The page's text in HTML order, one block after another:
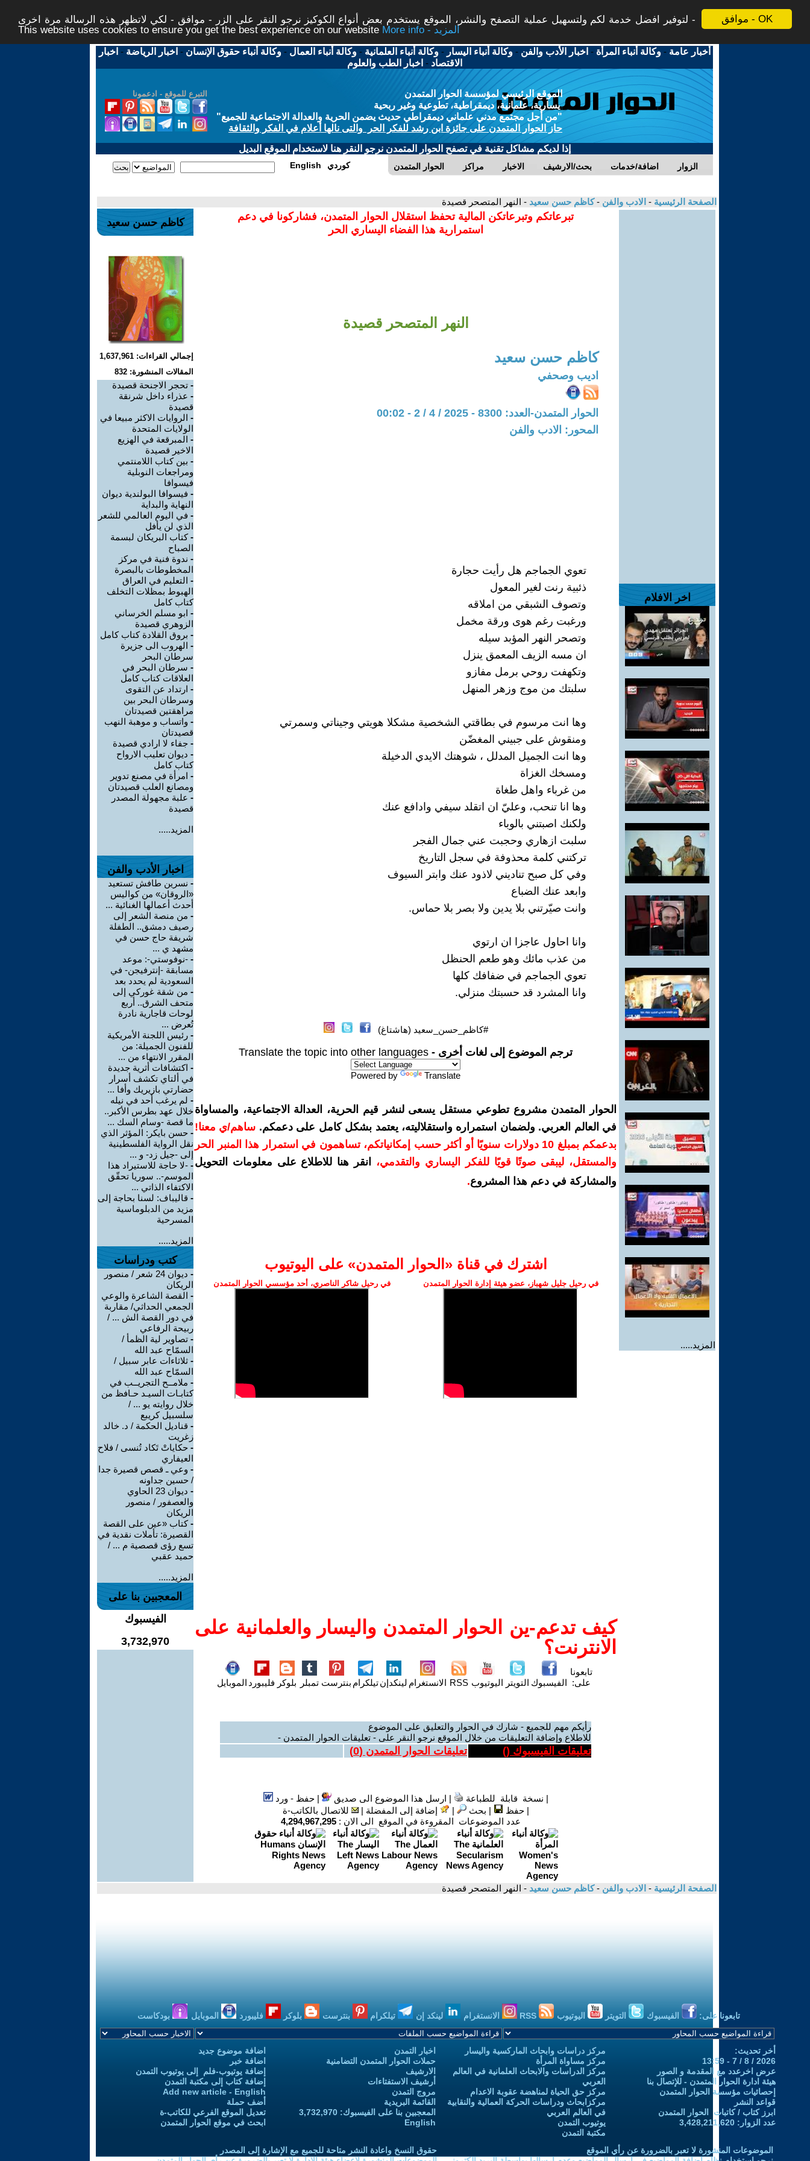
موافق - OK
لتوفير افضل خدمة لكم ولتسهيل عملية التصفح والنشر، الموقع يستخدم بعض أنواع الكوكيز نرجو النقر على الزر - موافق - لكي لاتظهر هذه الرسالة مرة اخرى -
This website uses cookies to ensure you get the best experience on our website
More info - المزيد
أخبار عامة -وكالة أنباء المرأة - اخبار الأدب والفن -وكالة أنباء اليسار -وكالة أنباء العلمانية -وكالة أنباء العمال -وكالة أنباء حقوق الإنسان - اخبار الرياضة - اخبار
الاقتصاد - اخبار الطب والعلوم
التبرع للموقع - ادعمونا
الموقع الرئيسي لمؤسسة الحوار المتمدن
يسارية، علمانية، ديمقراطية، تطوعية وغير ربحية
"من أجل مجتمع مدني علماني ديمقراطي حديث يضمن الحرية والعدالة الاجتماعية للجميع"
حاز الحوار المتمدن على جائزة ابن رشد للفكر الحر والتى نالها أعلام في الفكر والثقافة
إذا لديكم مشاكل تقنية في تصفح الحوار المتمدن نرجو النقر هنا لاستخدام الموقع البديل
الحوار المتمدن مراكز الاخبار بحث/الارشيف اضافة/خدمات الزوار English كوردي
الصفحة الرئيسية - الادب والفن -كاظم حسن سعيد - النهر المتصحر قصيدة
اخر الافلام
المزيد.....
تبرعاتكم وتبرعاتكن المالية تحفظ استقلال الحوار المتمدن، فشاركونا في دعم
استمرارية هذا الفضاء اليساري الحر
النهر المتصحر قصيدة
كاظم حسن سعيد
اديب وصحفي
الحوار المتمدن-العدد: 8300 - 2025 / 4 / 2 - 00:02
المحور: الادب والفن
تعوي الجماجم هل رأيت حجارة
ذئبية رنت لغير المعول
وتصوف الشبقي من املاقه
ورغبت رغم هوى ورقة مخمل
وتصحر النهر المؤبد سيله
ان مسه الزيف المعمق ينزل
وتكهفت روحي برمل مفازو
سلبتك من موج وزهر المنهل
وها انت مرسوم في بطاقتي الشخصية مشكلا هويتي وجيناتي وسمرتي
ومنقوش على جبيني المغضّن
وها انت الجميل المدلل ، شوهتك الايدي الدخيلة
ومسخك الغزاة
من غرباء واهل طغاة
وها انا تنحب، وعليّ ان اتقلد سيفي وادافع عنك
ولكنك اصبتني بالوباء
سلبت ازهاري وحجبت عني جمال الفجر
تركتني كلمة محذوفة في سجل التاريخ
وفي كل صبح تناديني لاذود عنك وابتر السيوف
وابعد عنك الضباع
وانت صيّرتني بلا يدين ولا بصر بلا حماس.
وانا احاول عاجزا ان ارتوي
من عذب مائك وهو طعم الحنظل
تعوي الجماجم في ضفافك كلها
وانا المشرد قد حسبتك منزلي.
#كاظم_حسن_سعيد (هاشتاغ)
ترجم الموضوع إلى لغات أخرى - Translate the topic into other languages
Powered by Translate
الحوار المتمدن مشروع تطوعي مستقل يسعى لنشر قيم الحرية، العدالة الاجتماعية، والمساواة
في العالم العربي. ولضمان استمراره واستقلاليته، يعتمد بشكل كامل على دعمكم. ساهم/ي معنا!
بدعمكم بمبلغ 10 دولارات سنويًا أو أكثر حسب إمكانياتكم، تساهمون في استمرار هذا المنبر الحر
والمستقل، ليبقى صوتًا قويًا للفكر اليساري والتقدمي،
انقر هنا للاطلاع على معلومات التحويل
والمشاركة في دعم هذا المشروع.
اشترك في قناة ‫«الحوار المتمدن» على اليوتيوب
في رحيل جليل شهباز، عضو هيئة إدارة الحوار المتمدن في رحيل شاكر الناصري، أحد مؤسسي الحوار المتمدن
كيف تدعم-ين الحوار المتمدن واليسار والعلمانية على
الانترنت؟
تابعونا
على: الفيسبوك التويتر اليوتيوب RSS الانستغرام لينكدإنتيلكرام بنترست تمبلر بلوكر فليبورد الموبايل
رأيكم مهم للجميع - شارك في الحوار والتعليق على الموضوع
للاطلاع وإضافة التعليقات من خلال الموقع نرجو النقر على - تعليقات الحوار المتمدن -
تعليقات الفيسبوك () تعليقات الحوار المتمدن (0
)
| نسخة قابلة للطباعة | ارسل هذا الموضوع الى صديق |حفظ - ورد
|حفظ | بحث | إضافة إلى المفضلة |
للاتصال بالكاتب-ة
عدد الموضوعات المقروءة في الموقع الى الان : 4,294,967,295
كاظم حسن سعيد
إجمالي القراءات: 1,637,961
المقالات المنشورة: 832
- تحجر الاجنحة قصيدة
- عذراء داخل شرنقة
قصيدة
- الروايات الاكثر مبيعا في
الولايات المتحدة
- المبرقعة في الهزيع
الاخير قصيدة
- بين كتاب اللامنتمي
ومراجعات النوبلية
فيسوافا
- فيسوافا البولندية ديوان
النهاية والبداية
- في اليوم العالمي للشعر
الذي لن يأفل
-كتاب البريكان لبسمة
الصباح
- ندوة فنية في مركز
المخطوطات بالبصرة
- التعليم في العراق
الهبوط بمظلات التخلف
كتاب كامل
- ابو مسلم الخرساني
الزوهري قصيدة
- بروق القلادة كتاب كامل
- الهروب الى جزيرة
سرطان البحر
- سرطان البحر في
العلاقات كتاب كامل
- ارتداد عن التقوى
وسرطان البحر بين
مراهقتين قصيدتان
- واتساب و موهبة النهب
قصيدتان
- جفاء لا ارادي قصيدة
- ديوان تعليب الارواح
كتاب كامل
- امرأة في مصنع تدوير
ومصانع العلب قصيدتان
- علبة مجهولة المصدر
قصيدة
المزيد.....
اخبار الأدب والفن
- نسرين طافش تستعيد
«الروقان» من كواليس
أحدث أعمالها الغنائية ...
- من منصة الشعر إلى
رصيف دمشق.. الطفلة
شريفة حاج حسن في
مشهد ي ...
- -نوفوستي-: موعد
مسابقة -إنترفيجن- في
السعودية لم يحدد بعد
- من شقة غوركي إلى
متحف الشرق.. أربع
لوحات قاجارية نادرة
تُعرض ...
- رئيس اللجنة الأمريكية
للفنون الجميلة: من
المقرر الانتهاء من ...
- اكتشافات أثرية جديدة
في ألتاي تكشف أسرار
حضارتي بازيريك وأفا ...
- لم يرغب أحد في نيله
خلال عهد بطرس الأكبر..
ما قصة -وسام السك ...
- حسن بايكر: المؤثر الذي
نقل الرواية الفلسطينية
إلى -جيل زد- و ...
- -لا حاجة للاستيراد هذا
الموسم-.. سوريا تحقّق
الاكتفاء الذاتي ...
- قاليباف: لسنا بحاجة إلى
مزيد من الدبلوماسية
المسرحية
المزيد.....
كتب ودراسات
-
ديوان 24 شعر / منصور
الريكان
- القصة الشاعرة والوعي
الجمعي الحداثي/ مقاربة
في دور القصة الش ... /
ربيحة الرفاعي
- تصاوير لية الظمأ /
السمّاح عبد الله
- ثلاثاءات عابر سبيل /
السمّاح عبد الله
- ملامــح التجريــب في
كتابـات السيـد حـافظ من
خلال روايته يو ... /
سلسبيل كريبع
- قناديل الحكمة / د. خالد
زغريت
- حكاياتْ تَكاد تُنسى / فلاح
العيفاري
- وعي ـ قصص قصيرة جدا
/ حسين جداونه
-
ديوان 23 الحاوي
والعصفور / منصور
الريكان
-كتاب «عين على القصة
القصيرة: تأملات نقدية في
تسع رؤى قصصية م ... /
حميد عقبي
المزيد.....
المعجبين بنا على
الفيسبوك
3,732,970
الصفحة الرئيسية - الادب والفن -كاظم حسن سعيد - النهر المتصحر قصيدة
تابعونا على: الفيسبوك التويتر اليوتيوب الانستغرام لينكد إن تيلكرام بنترست بلوكر فليبورد الموبايل بودكاست
أخر تحديث:
2026 / 8 / 7 - 13:59
عرض اخرعدد مع المقدمة و الصور
هيئة ادارة الحوار المتمدن - للإتصال بنا
إحصائيات مؤسسة الحوار المتمدن
قواعد النشر
ابرز كتاب / كاتبات الحوار المتمدن
عدد الزوار: 3,428,211,620
مركز دراسات وابحاث الماركسية واليسار
مركز مساواة المرأة
مركز الدراسات والابحاث العلمانية في العالم
العربي
مركز حق الحياة لمناهضة عقوبة الاعدام
مركزابحاث ودراسات الحركة العمالية والنقابية
في العالم العربي
يوتيوب التمدن
مكتبة التمدن
اخبار التمدن
حملات الحوار المتمدن التضامنية
الارشيف
أرشيف الاستفتاءات
مروج التمدن
القائمة البريدية
المعجبين بنا على الفيسبوك: 3,732,970
English
اضافة موضوع جديد
اضافة خبر
إضافة يوتيوب-فلم إلى يوتيوب التمدن
إضافة كتاب إلى مكتبة التمدن
Add new article - English
أضف حملة
تعديل الموقع الفرعي للكاتب-ة
ابحث في موقع الحوار المتمدن
الموضوعات المنشورة لا تعبر بالضرورة عن رأي الموقع
حقوق النسخ واعادة النشر متاحة للجميع مع الإشارة إلى المصدر